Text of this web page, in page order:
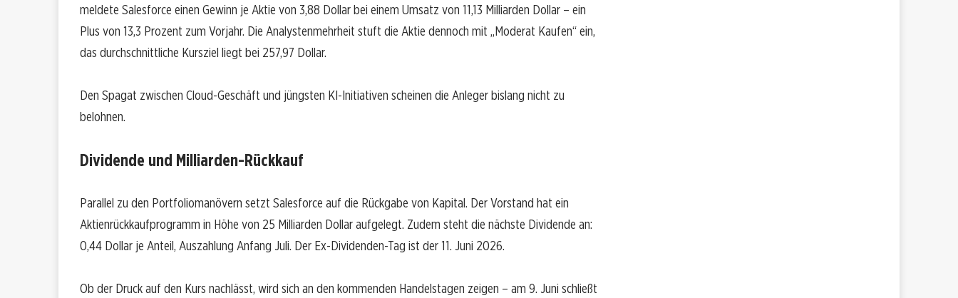
meldete Salesforce einen Gewinn je Aktie von 3,88 Dollar bei einem Umsatz von 11,13 Milliarden Dollar – ein
Plus von 13,3 Prozent zum Vorjahr. Die Analystenmehrheit stuft die Aktie dennoch mit „Moderat Kaufen“ ein,
das durchschnittliche Kursziel liegt bei 257,97 Dollar.
Den Spagat zwischen Cloud-Geschäft und jüngsten KI-Initiativen scheinen die Anleger bislang nicht zu
belohnen.
Dividende und Milliarden-Rückkauf
Parallel zu den Portfoliomanövern setzt Salesforce auf die Rückgabe von Kapital. Der Vorstand hat ein
Aktienrückkaufprogramm in Höhe von 25 Milliarden Dollar aufgelegt. Zudem steht die nächste Dividende an:
0,44 Dollar je Anteil, Auszahlung Anfang Juli. Der Ex-Dividenden-Tag ist der 11. Juni 2026.
Ob der Druck auf den Kurs nachlässt, wird sich an den kommenden Handelstagen zeigen – am 9. Juni schließt